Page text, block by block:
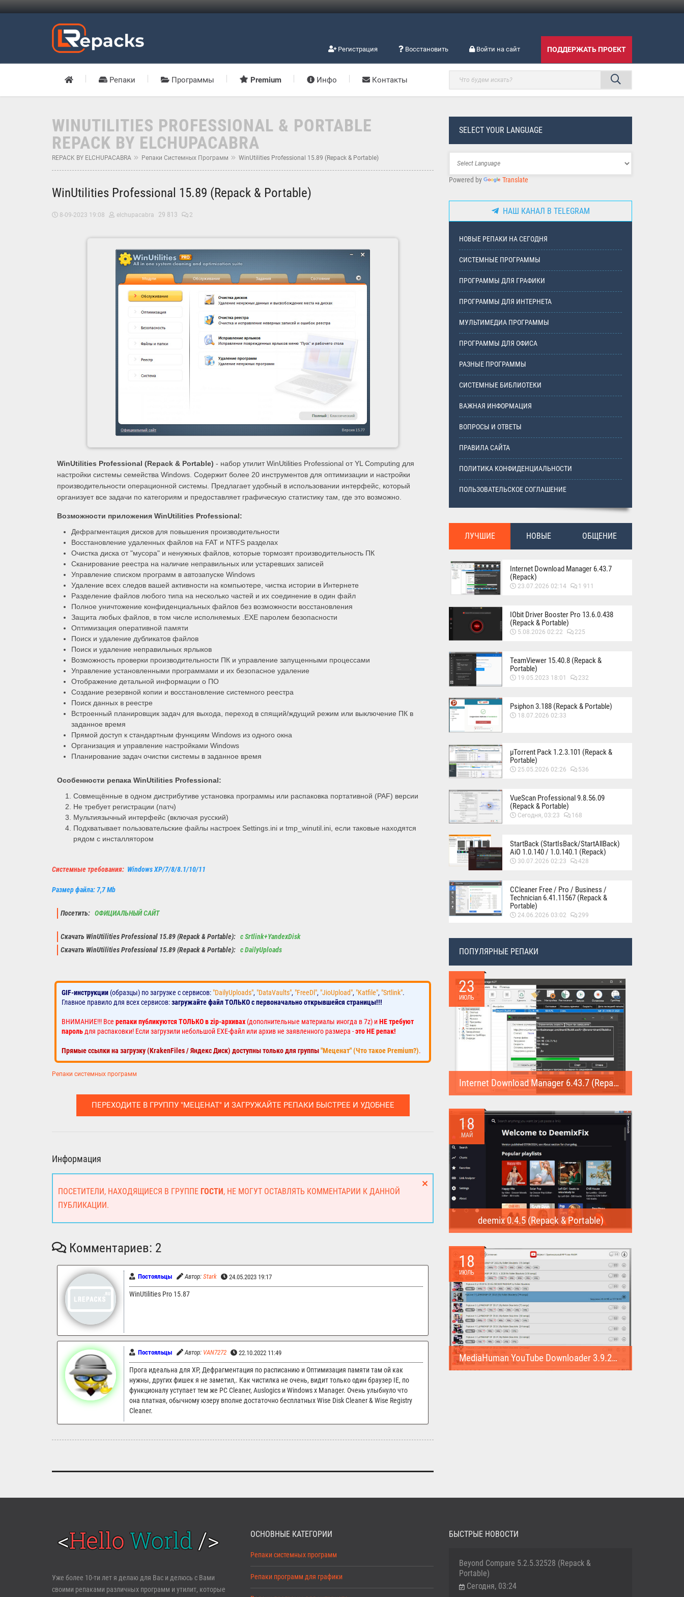
Регистрация Восстановить Войти на сайт ПОДДЕРЖАТЬ ПРОЕКТ
Репаки Программы Premium Инфо Контакты
WINUTILITIES PROFESSIONAL & PORTABLE
REPACK BY ELCHUPACABRA
REPACK BY ELCHUPACABRA Репаки Системных Программ WinUtilities Professional 15.89 (Repack & Portable)
WinUtilities Professional 15.89 (Repack & Portable)
8-09-2023 19:08 elchupacabra 29 813 2
WinUtilities Professional (Repack & Portable) - набор утилит WinUtilities Professional от YL Computing для
настройки системы семейства Windows. Содержит более 20 инструментов для оптимизации и настройки
производительности операционной системы. Предлагает удобный в использовании интерфейс, который
организует все задачи по категориям и предоставляет графическую статистику там, где это возможно.
Возможности приложения WinUtilities Professional:
Дефрагментация дисков для повышения производительности
Восстановление удаленных файлов на FAT и NTFS разделах
Очистка диска от "мусора" и ненужных файлов, которые тормозят производительность ПК
Сканирование реестра на наличие неправильных или устаревших записей
Управление списком программ в автозапуске Windows
Удаление всех следов вашей активности на компьютере, чистка истории в Интернете
Разделение файлов любого типа на несколько частей и их соединение в один файл
Полное уничтожение конфиденциальных файлов без возможности восстановления
Защита любых файлов, в том числе исполняемых .EXE паролем безопасности
Оптимизация оперативной памяти
Поиск и удаление дубликатов файлов
Поиск и удаление неправильных ярлыков
Возможность проверки производительности ПК и управление запущенными процессами
Управление установленными программами и их безопасное удаление
Отображение детальной информации о ПО
Создание резервной копии и восстановление системного реестра
Поиск данных в реестре
Встроенный планировщик задач для выхода, переход в спящий/ждущий режим или выключение ПК в
заданное время
Прямой доступ к стандартным функциям Windows из одного окна
Организация и управление настройками Windows
Планирование задач очистки системы в заданное время
Особенности репака WinUtilities Professional:
Совмещённые в одном дистрибутиве установка программы или распаковка портативной (PAF) версии
Не требует регистрации (патч)
Мультиязычный интерфейс (включая русский)
Подхватывает пользовательские файлы настроек Settings.ini и tmp_winutil.ini, если таковые находятся
рядом с инсталлятором
Системные требования: Windows XP/7/8/8.1/10/11
Размер файла: 7,7 Mb
Посетить: ОФИЦИАЛЬНЫЙ САЙТ
Скачать WinUtilities Professional 15.89 (Repack & Portable): с Srtlink+YandexDisk
Скачать WinUtilities Professional 15.89 (Repack & Portable): с DailyUploads
GIF-инструкции (образцы) по загрузке с сервисов: "DailyUploads", "DataVaults", "FreeDl", "JioUpload", "Katfile", "Srtlink".
Главное правило для всех сервисов:загружайте файл ТОЛЬКО с первоначально открывшейся страницы!!!
ВНИМАНИЕ!!! Все репаки публикуются ТОЛЬКО в zip-архивах(дополнительные материалы иногда в 7z) иНЕ требуют
пароль для распаковки! Если загрузили небольшой EXE-файл или архив не заявленного размера -это НЕ репак!
Прямые ссылки на загрузку (KrakenFiles / Яндекс Диск) доступны только для группы"Меценат" (Что такое Premium?).
Репаки системных программ
ПЕРЕХОДИТЕ В ГРУППУ "МЕЦЕНАТ" И ЗАГРУЖАЙТЕ РЕПАКИ БЫСТРЕЕ И УДОБНЕЕ
Информация
ПОСЕТИТЕЛИ, НАХОДЯЩИЕСЯ В ГРУППЕ ГОСТИ, НЕ МОГУТ ОСТАВЛЯТЬ КОММЕНТАРИИ К ДАННОЙ
ПУБЛИКАЦИИ.
Комментариев: 2
Постояльцы Автор: Stark 24.05.2023 19:17
WinUtilities Pro 15.87
Постояльцы Автор: VAN7272 22.10.2022 11:49
Прога идеальна для XP, Дефрагментация по расписанию и Оптимизация памяти там ой как
нужны, других фишек я не заметил,. Как чистилка не очень, видит только один браузер IE, по
функционалу уступает тем же PC Cleaner, Auslogics и Windows x Manager. Очень улыбнуло что
она платная, обычному юзеру вполне достаточно бесплатных Wise Disk Cleaner & Wise Registry
Cleaner.
SELECT YOUR LANGUAGE
Powered by Translate
НАШ КАНАЛ В TELEGRAM
НОВЫЕ РЕПАКИ НА СЕГОДНЯ
СИСТЕМНЫЕ ПРОГРАММЫ
ПРОГРАММЫ ДЛЯ ГРАФИКИ
ПРОГРАММЫ ДЛЯ ИНТЕРНЕТА
МУЛЬТИМЕДИА ПРОГРАММЫ
ПРОГРАММЫ ДЛЯ ОФИСА
РАЗНЫЕ ПРОГРАММЫ
СИСТЕМНЫЕ БИБЛИОТЕКИ
ВАЖНАЯ ИНФОРМАЦИЯ
ВОПРОСЫ И ОТВЕТЫ
ПРАВИЛА САЙТА
ПОЛИТИКА КОНФИДЕНЦИАЛЬНОСТИ
ПОЛЬЗОВАТЕЛЬСКОЕ СОГЛАШЕНИЕ
ЛУЧШИЕ НОВЫЕ ОБЩЕНИЕ
Internet Download Manager 6.43.7
(Repack)
23.07.2026 02:14 1 911
IObit Driver Booster Pro 13.6.0.438
(Repack & Portable)
5.08.2026 02:22 225
TeamViewer 15.40.8 (Repack &
Portable)
19.05.2023 18:01 232
Psiphon 3.188 (Repack & Portable)
18.07.2026 02:33
µTorrent Pack 1.2.3.101 (Repack &
Portable)
25.05.2026 02:26 536
VueScan Professional 9.8.56.09
(Repack & Portable)
Сегодня, 03:23 168
StartBack (StartIsBack/StartAllBack)
AiO 1.0.140 / 1.0.140.1 (Repack)
30.07.2026 02:23 428
CCleaner Free / Pro / Business /
Technician 6.41.11567 (Repack &
Portable)
24.06.2026 03:02 299
ПОПУЛЯРНЫЕ РЕПАКИ
23
ИЮЛЬ
Internet Download Manager 6.43.7 (Repack)
предназначена для...
18
МАЙ
deemix 0.4.5 (Repack & Portable)
скачивать треки...
18
ИЮЛЬ
MediaHuman YouTube Downloader 3.9.22 (1007) (Repack & Portable)
Войти
Уже более 10-ти лет я делаю для Вас и делюсь с Вами
своими репаками различных программ и утилит, которые
ОСНОВНЫЕ КАТЕГОРИИ
Репаки системных программ
Репаки программ для графики
БЫСТРЫЕ НОВОСТИ
Beyond Compare 5.2.5.32528 (Repack &
Portable)
Сегодня, 03:24